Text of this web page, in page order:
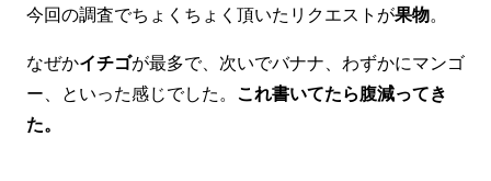
今回の調査でちょくちょく頂いたリクエストが果物。
なぜかイチゴが最多で、次いでバナナ、わずかにマンゴ
ー、といった感じでした。 これ書いてたら腹減ってき
た。